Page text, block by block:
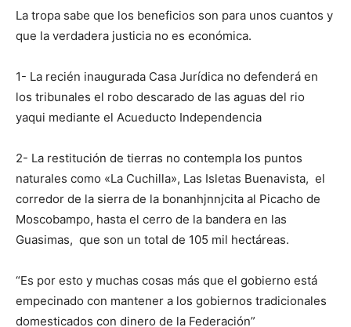
La tropa sabe que los beneficios son para unos cuantos y
que la verdadera justicia no es económica.
1- La recién inaugurada Casa Jurídica no defenderá en
los tribunales el robo descarado de las aguas del rio
yaqui mediante el Acueducto Independencia
2- La restitución de tierras no contempla los puntos
naturales como «La Cuchilla», Las Isletas Buenavista, el
corredor de la sierra de la bonanhjnnjcita al Picacho de
Moscobampo, hasta el cerro de la bandera en las
Guasimas, que son un total de 105 mil hectáreas.
“Es por esto y muchas cosas más que el gobierno está
empecinado con mantener a los gobiernos tradicionales
domesticados con dinero de la Federación”